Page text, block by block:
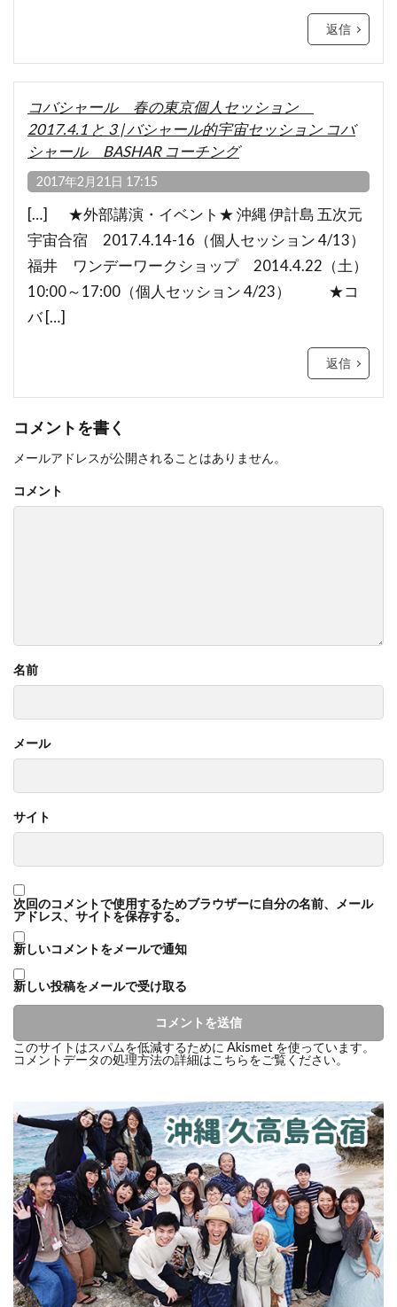
返信
コバシャール 春の東京個人セッション
2017.4.1 と 3 | バシャール的宇宙セッション コバ
シャール BASHAR コーチング
2017年2月21日 17:15
[…] ★外部講演・イベント★ 沖縄 伊計島 五次元
宇宙合宿 2017.4.14-16（個人セッション 4/13）
福井 ワンデーワークショップ 2014.4.22（土）
10:00～17:00（個人セッション 4/23） ★コ
バ […]
返信
コメントを書く
メールアドレスが公開されることはありません。
コメント
名前
メール
サイト
次回のコメントで使用するためブラウザーに自分の名前、メール
アドレス、サイトを保存する。
新しいコメントをメールで通知
新しい投稿をメールで受け取る
このサイトはスパムを低減するために Akismet を使っています。
コメントデータの処理方法の詳細はこちらをご覧ください。